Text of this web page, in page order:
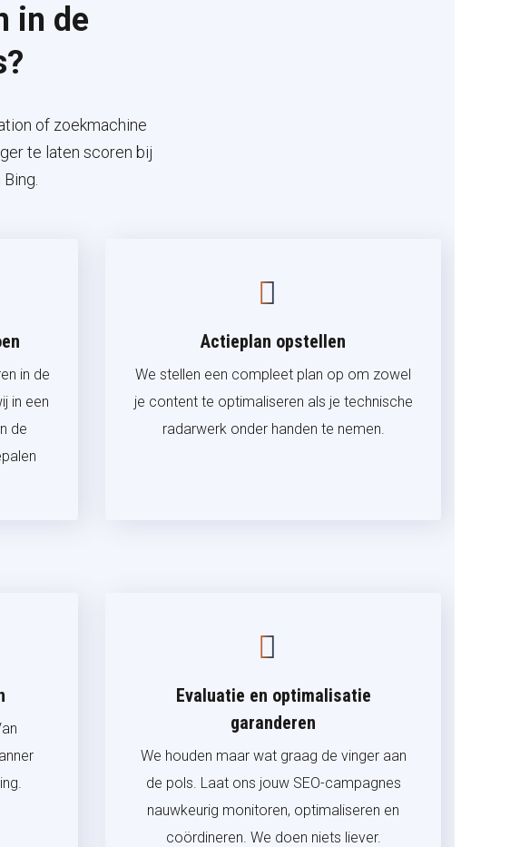
in de
of zoekmachine
te laten scoren bij
in de
in een
de
Actieplan opstellen
We stellen een compleet plan op om zowel
je content te optimaliseren als je technische
radarwerk onder handen te nemen.
Evaluatie en optimalisatie
garanderen
We houden maar wat graag de vinger aan
de pols. Laat ons jouw SEO-campagnes
nauwkeurig monitoren, optimaliseren en
coördineren. We doen niets liever.